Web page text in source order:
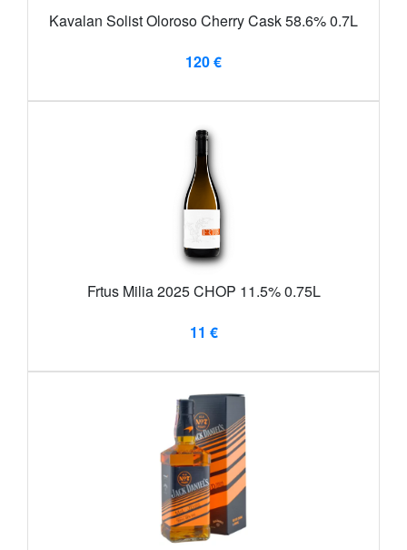
Kavalan Solist Oloroso Cherry Cask 58.6% 0.7L
120 €
Frtus Milia 2025 CHOP 11.5% 0.75L
11 €